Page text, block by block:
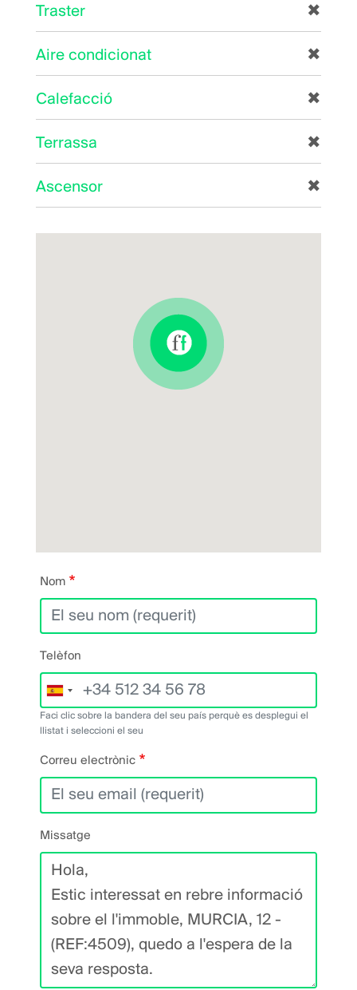
Traster ✖
Aire condicionat ✖
Calefacció ✖
Terrassa ✖
Ascensor ✖
Nom
Telèfon
Faci clic sobre la bandera del seu país perquè es desplegui el
llistat i seleccioni el seu
Correu electrònic
Missatge